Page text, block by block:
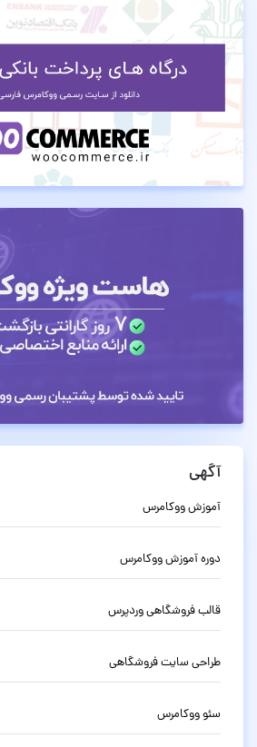
آگهی
آموزش ووکامرس
دوره آموزش ووکامرس
قالب فروشگاهی وردپرس
طراحی سایت فروشگاهی
سئو ووکامرس